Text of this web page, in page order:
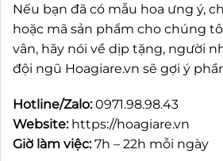
Nếu bạn đã có mẫu hoa ưng ý,
hoặc mã sản phẩm cho chúng
vân, hãy nói về dịp tặng, người
đội ngũ Hoagiare.vn sẽ gợi ý
Hotline/Zalo:0971.98.98.43
Website: https://hoagiare.vn
Giờ làm việc:7h – 22h mỗi ngày